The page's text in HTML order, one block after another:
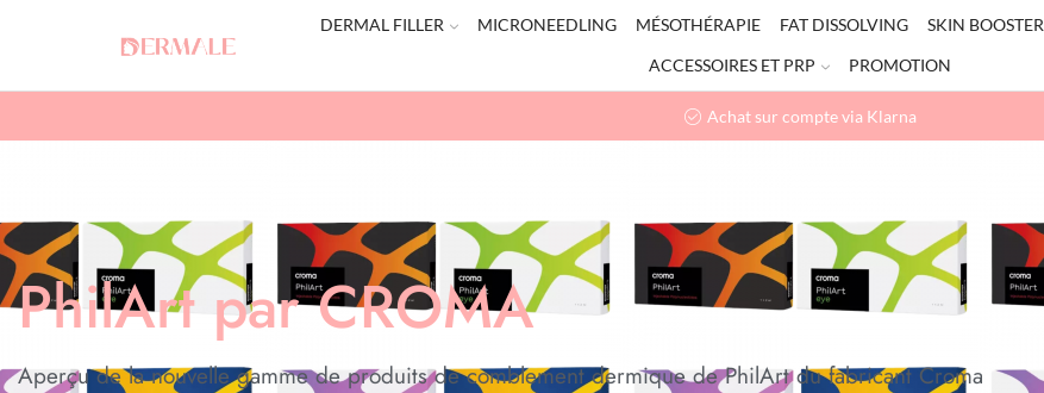
DERMAL FILLER MICRONEEDLING MÉSOTHÉRAPIE FAT DISSOLVING SKIN BOOSTER
ACCESSOIRES ET PRP
PROMOTION
Achat sur compte via Klarna
PhilArt par CROMA
Aperçu de la nouvelle gamme de produits de comblement dermique de PhilArt du fabricant Croma